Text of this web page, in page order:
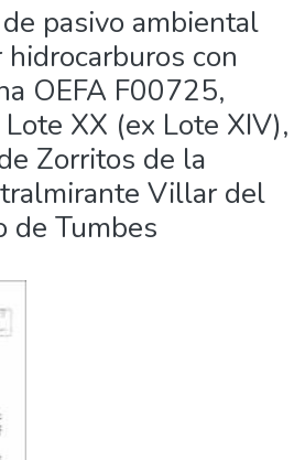
pasivo ambiental
con
OEFA F00725,
XX (ex Lote XIV),
Zorritos de la
Villar del
de Tumbes